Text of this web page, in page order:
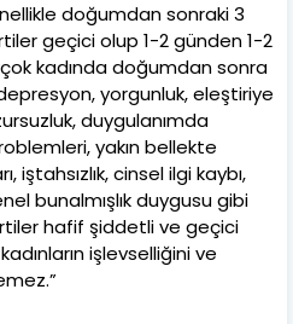
doğumdan sonraki 3
geçici olup 1-2 günden 1-2
kadında doğumdan sonra
yorgunluk, eleştiriye
duygulanımda
yakın bellekte
iştahsızlık, cinsel ilgi kaybı,
bunalmışlık duygusu gibi
hafif şiddetli ve geçici
işlevselliğini ve